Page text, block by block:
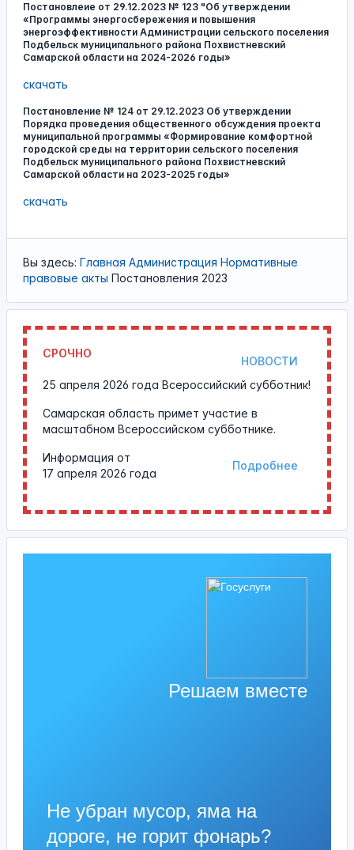
Постановлеие от 29.12.2023 № 123 "Об утверждении
«Программы энергосбережения и повышения
энергоэффективности Администрации сельского поселения
Подбельск муниципального района Похвистневский
Самарской области на 2024-2026 годы»
скачать
Постановление № 124 от 29.12.2023 Об утверждении
Порядка проведения общественного обсуждения проекта
муниципальной программы «Формирование комфортной
городской среды на территории сельского поселения
Подбельск муниципального района Похвистневский
Самарской области на 2023-2025 годы»
скачать
Вы здесь: Главная Администрация Нормативные
правовые акты Постановления 2023
СРОЧНО
НОВОСТИ
25 апреля 2026 года Всероссийский субботник!
Самарская область примет участие в
масштабном Всероссийском субботнике.
Подробнее
Информация от
17 апреля 2026 года
Решаем вместе
Не убран мусор, яма на
дороге, не горит фонарь?